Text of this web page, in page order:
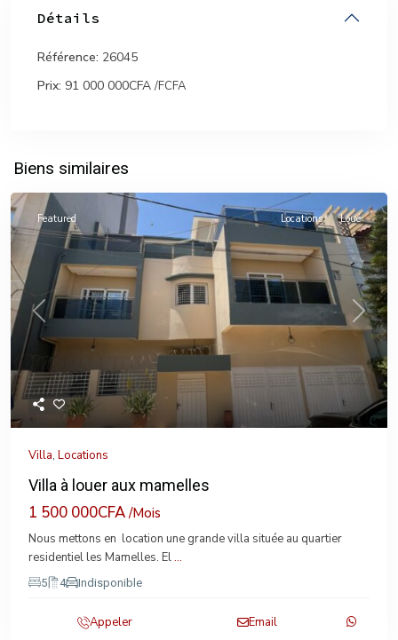
Détails
Référence: 26045
Prix: 91 000 000CFA /FCFA
Biens similaires
Previous Next
Featured Locations Loué
Villa, Locations
Villa à louer aux mamelles
1 500 000CFA/Mois
Nous mettons en location une grande villa située au quartier
residentiel les Mamelles. El...
5 4 Indisponible
Appeler Email